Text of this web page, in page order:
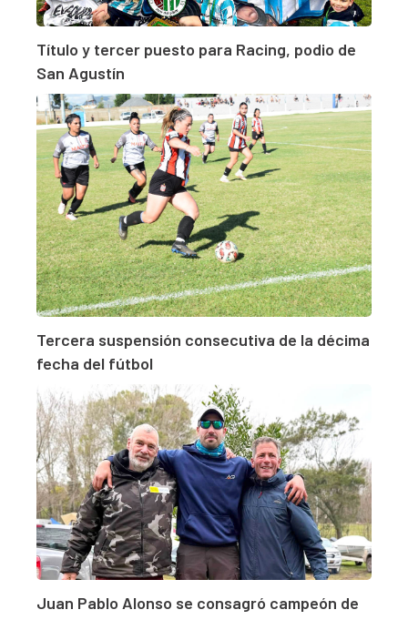
Título y tercer puesto para Racing, podio de
San Agustín
Tercera suspensión consecutiva de la décima
fecha del fútbol
Juan Pablo Alonso se consagró campeón de